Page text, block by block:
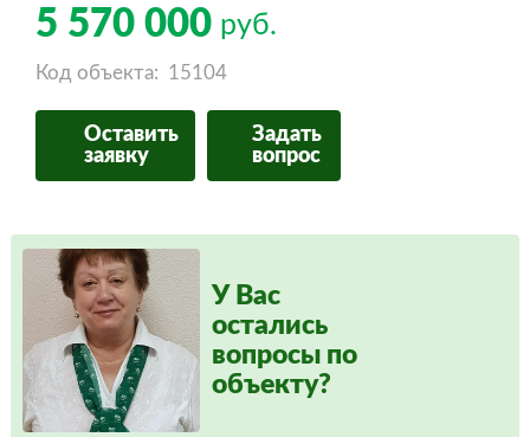
5 570 000 руб.
Код объекта: 15104
Оставить
заявку
Задать
вопрос
У Вас
остались
вопросы по
объекту?